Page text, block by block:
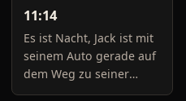
11:14
Es ist Nacht, Jack ist mit
seinem Auto gerade auf
dem Weg zu seiner
Freundin, um diese